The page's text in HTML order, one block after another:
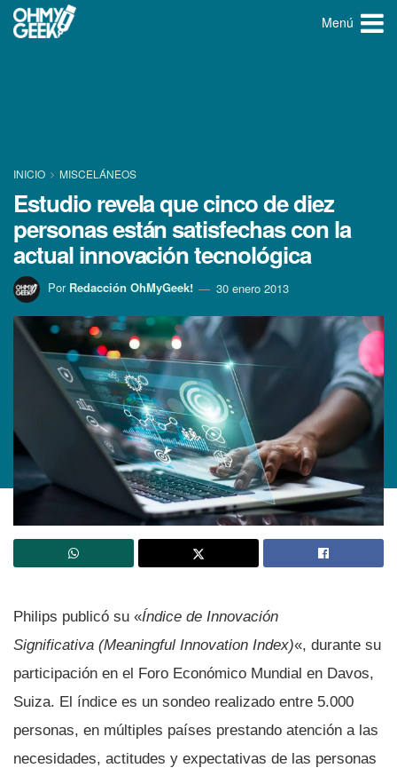
Menú
INICIO MISCELÁNEOS
Estudio revela que cinco de diez
personas están satisfechas con la
actual innovación tecnológica
Por Redacción OhMyGeek! 30 enero 2013
Philips publicó su «Índice de Innovación
Significativa (Meaningful Innovation Index)«, durante su
participación en el Foro Económico Mundial en Davos,
Suiza. El í­ndice es un sondeo realizado entre 5.000
personas, en múltiples paí­ses prestando atención a las
necesidades, actitudes y expectativas de las personas